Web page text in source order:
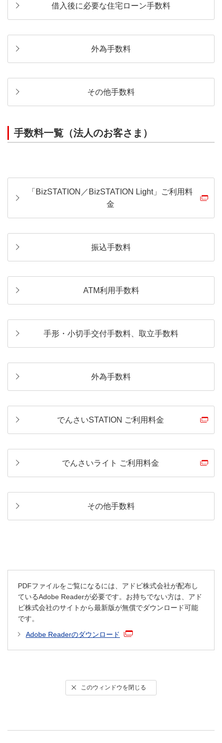
借入後に必要な住宅ローン手数料
外為手数料
その他手数料
手数料一覧（法人のお客さま）
「BizSTATION／BizSTATION Light」ご利用料
金
振込手数料
ATM利用手数料
手形・小切手交付手数料、取立手数料
外為手数料
でんさいSTATION ご利用料金
でんさいライト ご利用料金
その他手数料
PDFファイルをご覧になるには、アドビ株式会社が配布し
ているAdobe Readerが必要です。お持ちでない方は、アド
ビ株式会社のサイトから最新版が無償でダウンロード可能
です。
Adobe Readerのダウンロード
このウィンドウを閉じる